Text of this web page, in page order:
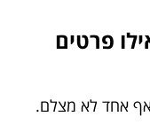
פרטים
אחד לא מצלם.